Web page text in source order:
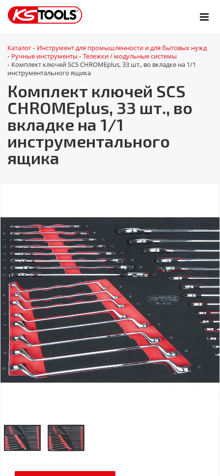
Каталог - Инструмент для промышленности и для бытовых нужд
- Ручные инструменты - Тележки / модульные системы
- Комплект ключей SCS CHROMEplus, 33 шт., во вкладке на 1/1
инструментального ящика
Комплект ключей SCS
CHROMEplus, 33 шт., во
вкладке на 1/1
инструментального
ящика